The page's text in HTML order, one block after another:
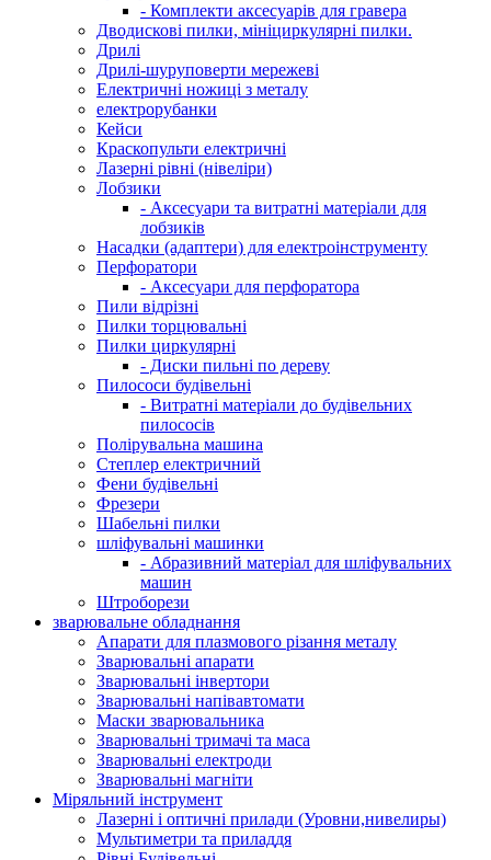
- Комплекти аксесуарів для гравера
Дводискові пилки, мініциркулярні пилки.
Дрилі
Дрилі-шуруповерти мережеві
Електричні ножиці з металу
електрорубанки
Кейси
Краскопульти електричні
Лазерні рівні (нівеліри)
Лобзики
- Аксесуари та витратні матеріали для
лобзиків
Насадки (адаптери) для електроінструменту
Перфоратори
- Аксесуари для перфоратора
Пили відрізні
Пилки торцювальні
Пилки циркулярні
- Диски пильні по дереву
Пилососи будівельні
- Витратні матеріали до будівельних
пилососів
Полірувальна машина
Степлер електричний
Фени будівельні
Фрезери
Шабельні пилки
шліфувальні машинки
- Абразивний матеріал для шліфувальних
машин
Штроборези
зварювальне обладнання
Апарати для плазмового різання металу
Зварювальні апарати
Зварювальні інвертори
Зварювальні напівавтомати
Маски зварювальника
Зварювальні тримачі та маса
Зварювальні електроди
Зварювальні магніти
Міряльний інструмент
Лазерні і оптичні прилади (Уровни,нивелиры)
Мультиметри та приладдя